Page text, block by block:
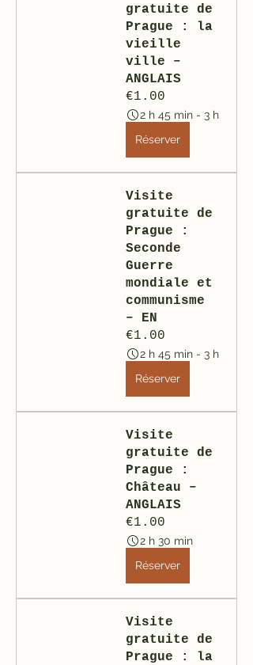
gratuite de
Prague : la
vieille
ville –
ANGLAIS
€1.00
2 h 45 min - 3 h
Réserver
Visite
gratuite de
Prague :
Seconde
Guerre
mondiale et
communisme
– EN
€1.00
2 h 45 min - 3 h
Réserver
Visite
gratuite de
Prague :
Château –
ANGLAIS
€1.00
2 h 30 min
Réserver
Visite
gratuite de
Prague : la